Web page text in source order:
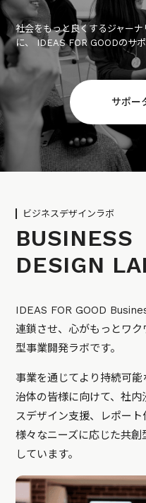
社会をもっと良くするジャー
に、 IDEAS FOR GOODのサ
サポー
ビジネスデザインラボ
BUSINESS
DESIGN
IDEAS FOR GOOD
連鎖させ、心がもっとワ
型事業開発ラボです。
事業を通じてより持続可
治体の皆様に向けて、社
スデザイン支援、レポート
様々なニーズに応じた共
しています。